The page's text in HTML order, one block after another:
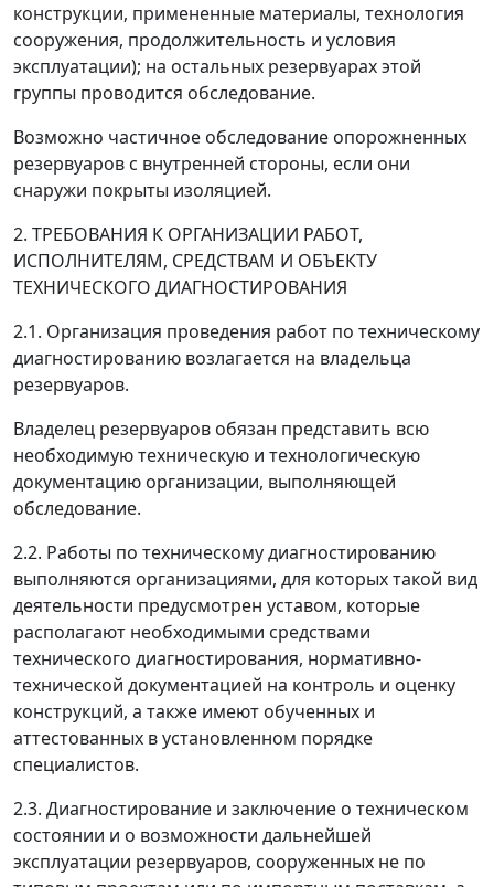
конструкции, примененные материалы, технология
сооружения, продолжительность и условия
эксплуатации); на остальных резервуарах этой
группы проводится обследование.
Возможно частичное обследование опорожненных
резервуаров с внутренней стороны, если они
снаружи покрыты изоляцией.
2. ТРЕБОВАНИЯ К ОРГАНИЗАЦИИ РАБОТ,
ИСПОЛНИТЕЛЯМ, СРЕДСТВАМ И ОБЪЕКТУ
ТЕХНИЧЕСКОГО ДИАГНОСТИРОВАНИЯ
2.1. Организация проведения работ по техническому
диагностированию возлагается на владельца
резервуаров.
Владелец резервуаров обязан представить всю
необходимую техническую и технологическую
документацию организации, выполняющей
обследование.
2.2. Работы по техническому диагностированию
выполняются организациями, для которых такой вид
деятельности предусмотрен уставом, которые
располагают необходимыми средствами
технического диагностирования, нормативно-
технической документацией на контроль и оценку
конструкций, а также имеют обученных и
аттестованных в установленном порядке
специалистов.
2.3. Диагностирование и заключение о техническом
состоянии и о возможности дальнейшей
эксплуатации резервуаров, сооруженных не по